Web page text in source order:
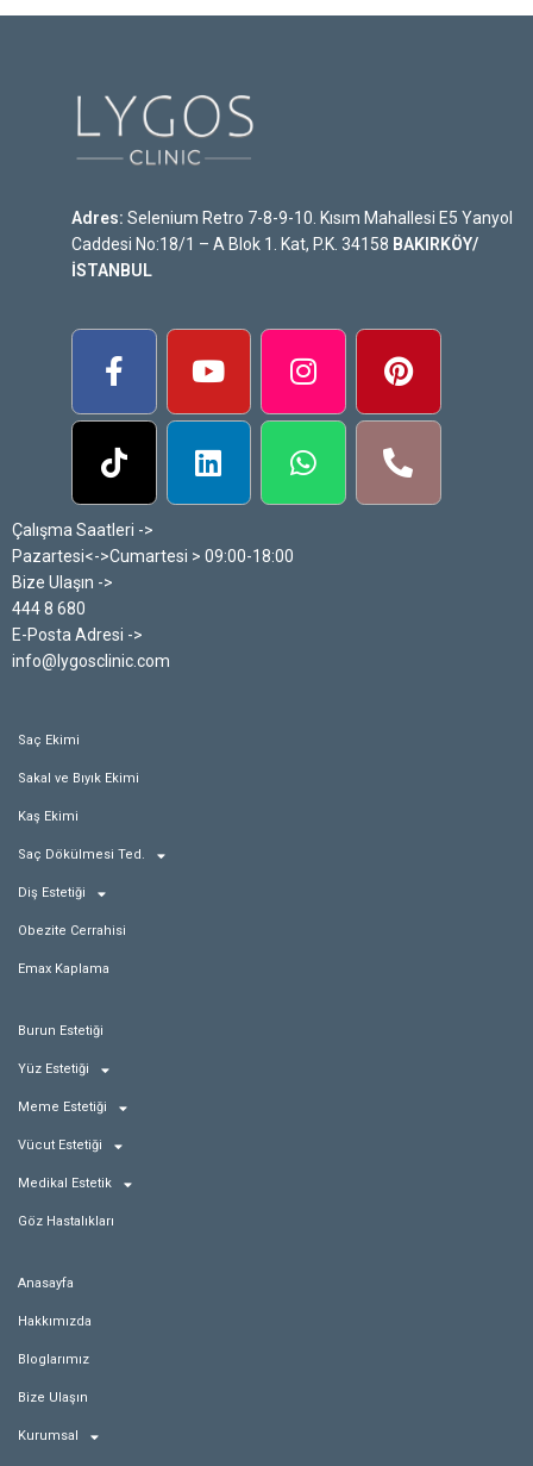
Adres: Selenium Retro 7-8-9-10. Kısım Mahallesi E5 Yanyol
Caddesi No:18/1 – A Blok 1. Kat, P.K. 34158 BAKIRKÖY/
İSTANBUL
Çalışma Saatleri ->
Pazartesi<->Cumartesi > 09:00-18:00
Bize Ulaşın ->
444 8 680
E-Posta Adresi ->
info@lygosclinic.com
Saç Ekimi
Sakal ve Bıyık Ekimi
Kaş Ekimi
Saç Dökülmesi Ted.
Diş Estetiği
Obezite Cerrahisi
Emax Kaplama
Burun Estetiği
Yüz Estetiği
Meme Estetiği
Vücut Estetiği
Medikal Estetik
Göz Hastalıkları
Anasayfa
Hakkımızda
Bloglarımız
Bize Ulaşın
Kurumsal